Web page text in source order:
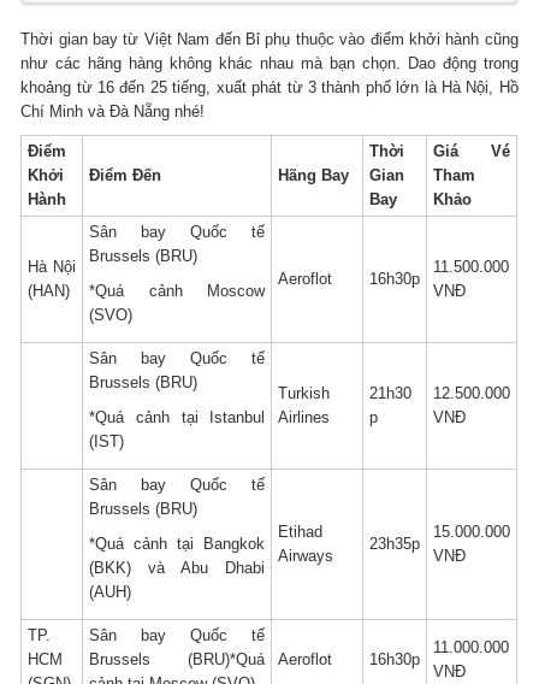
Thời gian bay từ Việt Nam đến Bỉ phụ thuộc vào điểm khởi hành cũng
như các hãng hàng không khác nhau mà bạn chọn. Dao động trong
khoảng từ 16 đến 25 tiếng, xuất phát từ 3 thành phố lớn là Hà Nội, Hồ
Chí Minh và Đà Nẵng nhé!
Điểm
Khởi
Hành
Điểm Đến Hãng Bay
Thời
Gian
Bay
Giá Vé
Tham
Khảo
Hà Nội
(HAN)
Sân bay Quốc tế
Brussels (BRU)
*Quá cảnh Moscow
(SVO)
Aeroflot 16h30p
11.500.000
VNĐ
Sân bay Quốc tế
Brussels (BRU)
*Quá cảnh tại Istanbul
(IST)
Turkish
Airlines
21h30
p
12.500.000
VNĐ
Sân bay Quốc tế
Brussels (BRU)
*Quá cảnh tại Bangkok
(BKK) và Abu Dhabi
(AUH)
Etihad
Airways
23h35p
15.000.000
VNĐ
TP.
HCM
Sân bay Quốc tế
Brussels (BRU)*Quá
Aeroflot 16h30p
11.000.000
VNĐ